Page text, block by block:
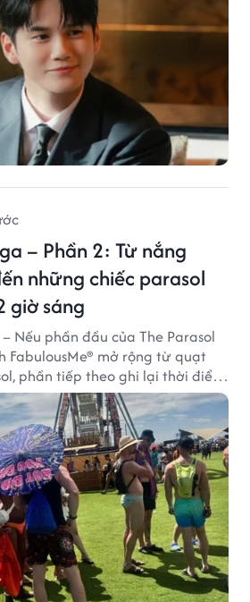
– Phần 2: Từ nắng
những chiếc parasol
giờ sáng
– Nếu phần đầu của The Parasol
FabulousMe® mở rộng từ quạt
phần tiếp theo ghi lại thời điểm
đón nhận và dần vượt khỏi
thông thường.